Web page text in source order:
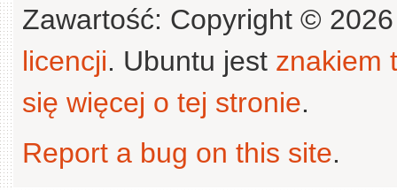
Zawartość: Copyright ©
licencji. Ubuntu jest znakiem
się więcej o tej stronie.
Report a bug on this site.